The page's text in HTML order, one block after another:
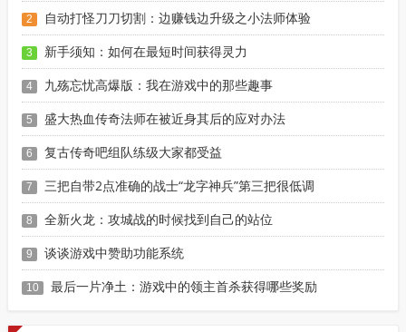
2 自动打怪刀刀切割：边赚钱边升级之小法师体验
3 新手须知：如何在最短时间获得灵力
4 九殇忘忧高爆版：我在游戏中的那些趣事
5 盛大热血传奇法师在被近身其后的应对办法
6 复古传奇吧组队练级大家都受益
7 三把自带2点准确的战士“龙字神兵”第三把很低调
8 全新火龙：攻城战的时候找到自己的站位
9 谈谈游戏中赞助功能系统
10 最后一片净土：游戏中的领主首杀获得哪些奖励